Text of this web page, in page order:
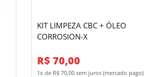
KIT LIMPEZA CBC + ÓLEO
CORROSION-X
R$ 70,00
1x de R$ 70,00 sem juros (mercado pago)